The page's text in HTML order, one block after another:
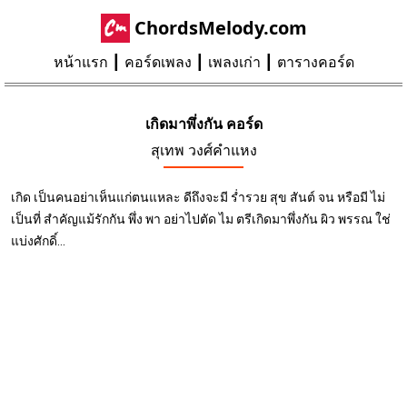
ChordsMelody.com
หน้าแรก คอร์ดเพลง เพลงเก่า ตารางคอร์ด
เกิดมาพึ่งกัน คอร์ด
สุเทพ วงศ์คำแหง
เกิด เป็นคนอย่าเห็นแก่ตนแหละ ดีถึงจะมี ร่ำรวย สุข สันต์ จน หรือมี ไม่
เป็นที่ สำคัญแม้รักกัน พึ่ง พา อย่าไปตัด ไม ตรีเกิดมาพึ่งกัน ผิว พรรณ ใช่
แบ่งศักดิ์...